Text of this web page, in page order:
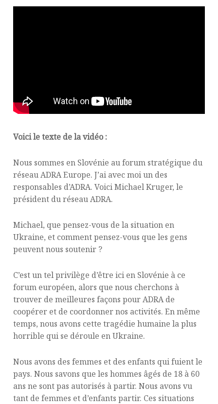
Voici le texte de la vidéo :
Nous sommes en Slovénie au forum stratégique du
réseau ADRA Europe. J’ai avec moi un des
responsables d’ADRA. Voici Michael Kruger, le
président du réseau ADRA.
Michael, que pensez-vous de la situation en
Ukraine, et comment pensez-vous que les gens
peuvent nous soutenir ?
C’est un tel privilège d’être ici en Slovénie à ce
forum européen, alors que nous cherchons à
trouver de meilleures façons pour ADRA de
coopérer et de coordonner nos activités. En même
temps, nous avons cette tragédie humaine la plus
horrible qui se déroule en Ukraine.
Nous avons des femmes et des enfants qui fuient le
pays. Nous savons que les hommes âgés de 18 à 60
ans ne sont pas autorisés à partir. Nous avons vu
tant de femmes et d’enfants partir. Ces situations